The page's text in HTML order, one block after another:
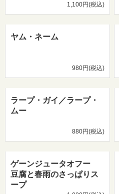
1,100円(税込)
ヤム・ネーム
980円(税込)
ラープ・ガイ／ラープ・
ムー
880円(税込)
ゲーンジュータオフー
豆腐と春雨のさっぱりス
ープ